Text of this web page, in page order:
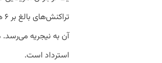
آن به نیجریه‌ می‌رسد.
استرداد است.